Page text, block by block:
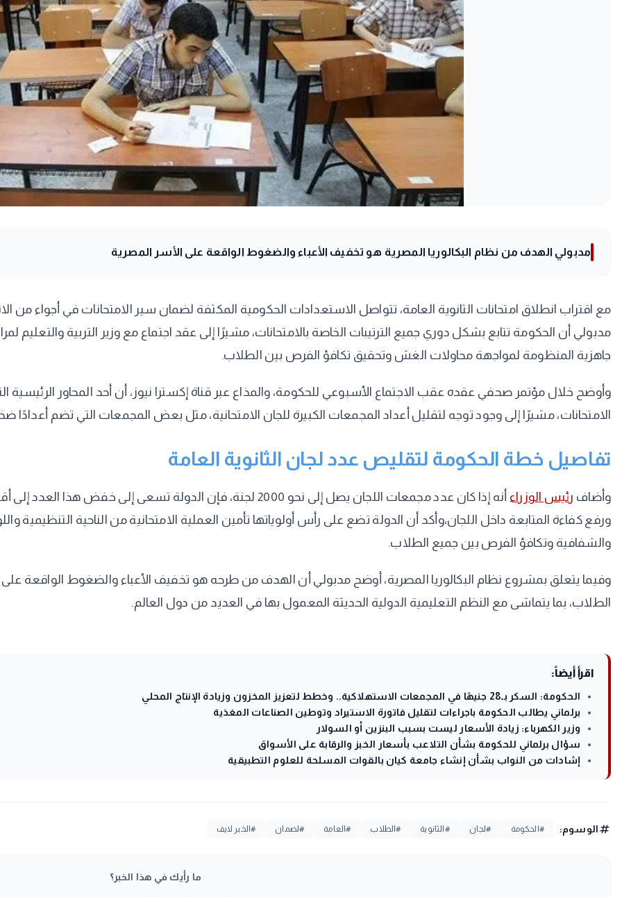
مدبولي الهدف من نظام البكالوريا المصرية هو تخفيف الأعباء والضغوط الواقعة على الأسر المصرية
مع اقتراب انطلاق امتحانات الثانوية العامة، تتواصل الاستعدادات الحكومية المكثفة لضمان سير الامتحانات في أجواء
مدبولي أن الحكومة تتابع بشكل دوري جميع الترتيبات الخاصة بالامتحانات، مشيرًا إلى عقد اجتماع مع وزير التربية والتعليم
جاهزية المنظومة لمواجهة محاولات الغش وتحقيق تكافؤ الفرص بين الطلاب.
وأوضح خلال مؤتمر صحفي عقده عقب الاجتماع الأسبوعي للحكومة، والمذاع عبر قناة إكسترا نيوز، أن أحد المحاور الرئيسية
الامتحانات، مشيرًا إلى وجود توجه لتقليل أعداد المجمعات الكبيرة للجان الامتحانية، مثل بعض المجمعات التي تضم
تفاصيل خطة الحكومة لتقليص عدد لجان الثانوية العامة
وأضاف رئيس الوزراء
ورفع كفاءة المتابعة داخل اللجان،وأكد أن الدولة تضع على رأس أولوياتها تأمين العملية الامتحانية من الناحية التنظيمية
والشفافية وتكافؤ الفرص بين جميع الطلاب.
وفيما يتعلق بمشروع نظام البكالوريا المصرية، أوضح مدبولي أن الهدف من طرحه هو تخفيف الأعباء والضغوط الواقعة
الطلاب، بما يتماشى مع النظم التعليمية الدولية الحديثة المعمول بها في العديد من دول العالم.
اقرأ أيضاً:
الحكومة: السكر بـ28 جنيهًا في المجمعات الاستهلاكية.. وخطط لتعزيز المخزون وزيادة الإنتاج المحلي
برلماني يطالب الحكومة باجراءات لتقليل فاتورة الاستيراد وتوطين الصناعات المغذية
وزير الكهرباء: زيادة الأسعار ليست بسبب البنزين أو السولار
سؤال برلماني للحكومة بشأن التلاعب بأسعار الخبز والرقابة على الأسواق
إشادات من النواب بشأن إنشاء جامعة كيان بالقوات المسلحة للعلوم التطبيقية
tagالوسوم: #الحكومة #لجان #الثانوية #الطلاب #العامة #لضمان #الخبر لايف
ما رأيك في هذا الخبر؟